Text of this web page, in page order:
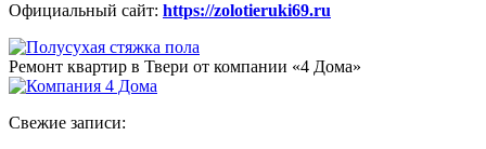
Официальный сайт: https://zolotieruki69.ru
Ремонт квартир в Твери от компании «4 Дома»
Свежие записи: